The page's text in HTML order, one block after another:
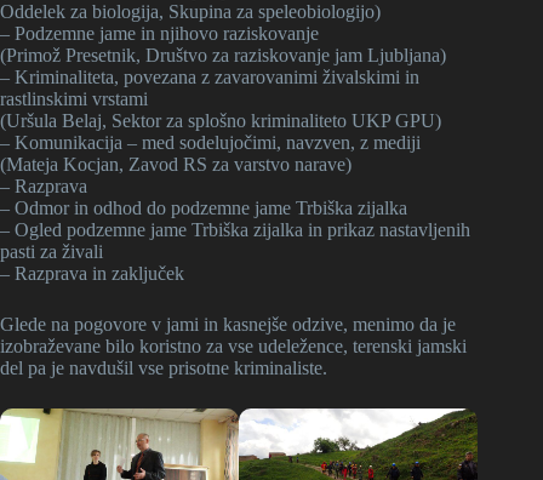
Oddelek za biologija, Skupina za speleobiologijo)
– Podzemne jame in njihovo raziskovanje
(Primož Presetnik, Društvo za raziskovanje jam Ljubljana)
– Kriminaliteta, povezana z zavarovanimi živalskimi in
rastlinskimi vrstami
(Uršula Belaj, Sektor za splošno kriminaliteto UKP GPU)
– Komunikacija – med sodelujočimi, navzven, z mediji
(Mateja Kocjan, Zavod RS za varstvo narave)
– Razprava
– Odmor in odhod do podzemne jame Trbiška zijalka
– Ogled podzemne jame Trbiška zijalka in prikaz nastavljenih
pasti za živali
– Razprava in zaključek
Glede na pogovore v jami in kasnejše odzive, menimo da je
izobraževane bilo koristno za vse udeležence, terenski jamski
del pa je navdušil vse prisotne kriminaliste.